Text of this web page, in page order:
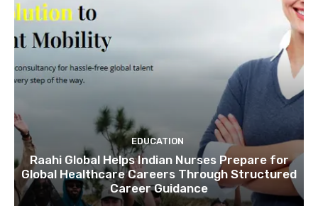
EDUCATION
Raahi Global Helps Indian Nurses Prepare for
Global Healthcare Careers Through Structured
Career Guidance